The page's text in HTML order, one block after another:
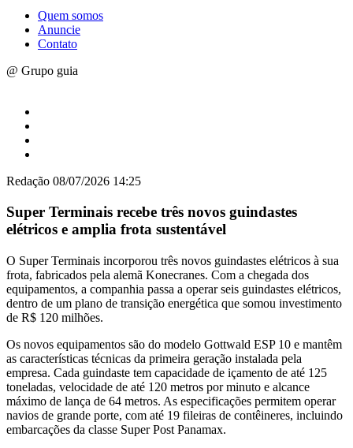
Quem somos
Anuncie
Contato
@ Grupo guia
Redação 08/07/2026 14:25
Super Terminais recebe três novos guindastes
elétricos e amplia frota sustentável
O Super Terminais incorporou três novos guindastes elétricos à sua
frota, fabricados pela alemã Konecranes. Com a chegada dos
equipamentos, a companhia passa a operar seis guindastes elétricos,
dentro de um plano de transição energética que somou investimento
de R$ 120 milhões.
Os novos equipamentos são do modelo Gottwald ESP 10 e mantêm
as características técnicas da primeira geração instalada pela
empresa. Cada guindaste tem capacidade de içamento de até 125
toneladas, velocidade de até 120 metros por minuto e alcance
máximo de lança de 64 metros. As especificações permitem operar
navios de grande porte, com até 19 fileiras de contêineres, incluindo
embarcações da classe Super Post Panamax.